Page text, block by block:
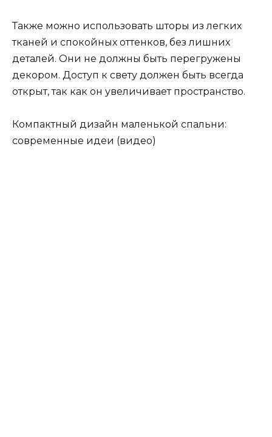
Также можно использовать шторы из легких
тканей и спокойных оттенков, без лишних
деталей. Они не должны быть перегружены
декором. Доступ к свету должен быть всегда
открыт, так как он увеличивает пространство.
Компактный дизайн маленькой спальни:
современные идеи (видео)